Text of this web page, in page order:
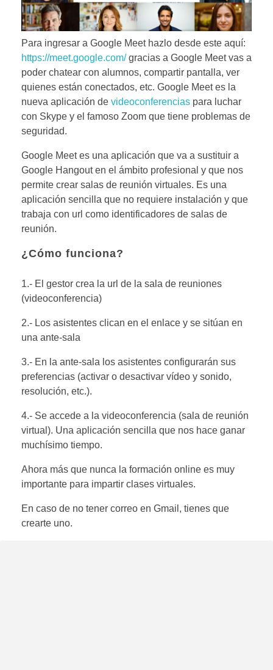
Para ingresar a Google Meet hazlo desde este aquí:
https://meet.google.com/gracias a Google Meet vas a
poder chatear con alumnos, compartir pantalla, ver
quienes están conectados, etc. Google Meet es la
nueva aplicación de videoconferencias para luchar
con Skype y el famoso Zoom que tiene problemas de
seguridad.
Google Meet es una aplicación que va a sustituir a
Google Hangout en el ámbito profesional y que nos
permite crear salas de reunión virtuales. Es una
aplicación sencilla que no requiere instalación y que
trabaja con url como identificadores de salas de
reunión.
¿Cómo funciona?
1.- El gestor crea la url de la sala de reuniones
(videoconferencia)
2.- Los asistentes clican en el enlace y se sitúan en
una ante-sala
3.- En la ante-sala los asistentes configurarán sus
preferencias (activar o desactivar vídeo y sonido,
resolución, etc.).
4.- Se accede a la videoconferencia (sala de reunión
virtual). Una aplicación sencilla que nos hace ganar
muchísimo tiempo.
Ahora más que nunca la formación online es muy
importante para impartir clases virtuales.
En caso de no tener correo en Gmail, tienes que
crearte uno.